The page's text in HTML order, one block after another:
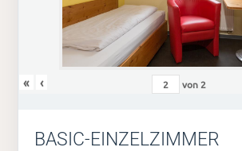
« ‹ von 2
BASIC-EINZELZIMMER